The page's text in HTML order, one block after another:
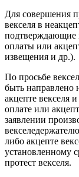
Для совершения
векселя в
подтверждающие
оплаты или
извещения и др.).
По просьбе
быть направлено
акцепте векселя
оплате или
заявлении
либо акцепте
установленному
протест векселя.